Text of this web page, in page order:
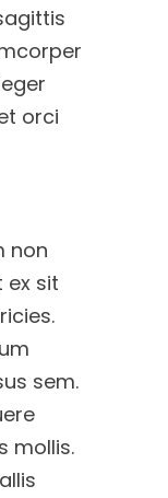
orci
non
ex sit
sem.
mollis.